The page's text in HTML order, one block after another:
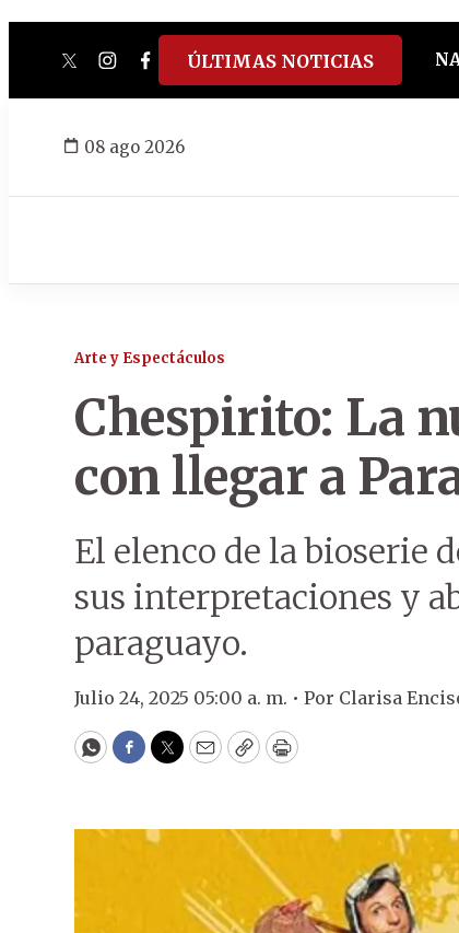
twitterinstagram
facebook
tiktokyoutube
spotify
ÚLTIMAS NOTICIAS
08 ago 2026
Arte y Espectáculos
Chespirito: La
con llegar a
El elenco de la bioserie
sus interpretaciones y
paraguayo.
Julio 24, 2025 05:00 a. m. • Por Clarisa
WhatsApp
Facebook
Twitter
EmailCopyPrint